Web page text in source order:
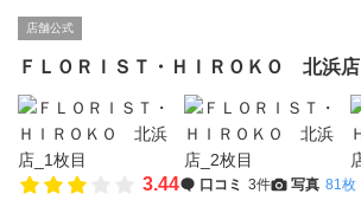
店舗公式
ＦＬＯＲＩＳＴ・ＨＩＲＯＫＯ 北浜店
3.44 口コミ 3件 写真 81枚